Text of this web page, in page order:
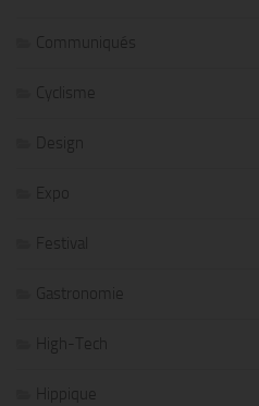
Communiqués
Cyclisme
Design
Expo
Festival
Gastronomie
High-Tech
Hippique